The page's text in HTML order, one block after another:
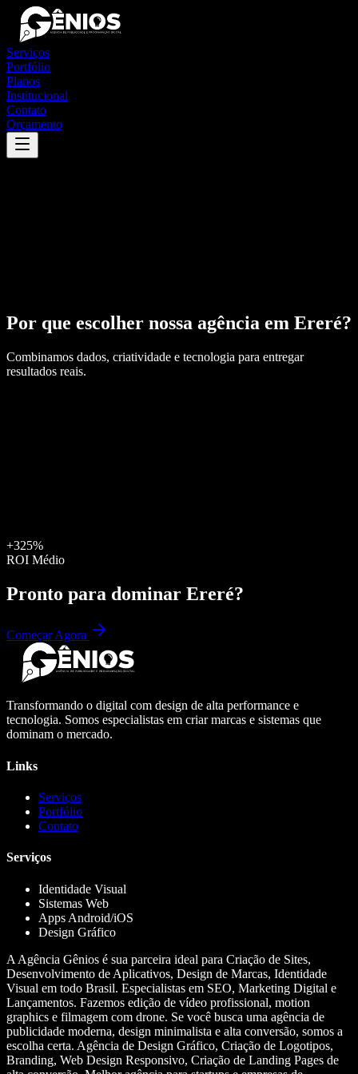
Serviços
Portfólio
Planos
Institucional
Contato
Orçamento
Por que escolher nossa agência em Ereré?
Combinamos dados, criatividade e tecnologia para entregar
resultados reais.
+325%
ROI Médio
Pronto para dominar Ereré?
Começar Agora
Transformando o digital com design de alta performance e
tecnologia. Somos especialistas em criar marcas e sistemas que
dominam o mercado.
Links
Serviços
Portfólio
Contato
Serviços
Identidade Visual
Sistemas Web
Apps Android/iOS
Design Gráfico
A Agência Gênios é sua parceira ideal para Criação de Sites,
Desenvolvimento de Aplicativos, Design de Marcas, Identidade
Visual em todo Brasil. Especialistas em SEO, Marketing Digital e
Lançamentos. Fazemos edição de vídeo profissional, motion
graphics e filmagem com drone. Se você busca uma agência de
publicidade moderna, design minimalista e alta conversão, somos a
escolha certa. Agência de Design Gráfico, Criação de Logotipos,
Branding, Web Design Responsivo, Criação de Landing Pages de